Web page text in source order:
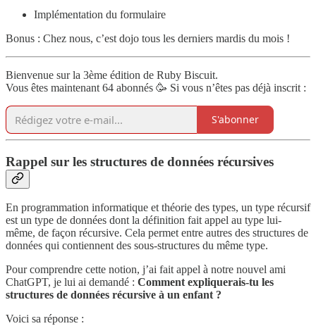
Implémentation du formulaire
Bonus : Chez nous, c’est dojo tous les derniers mardis du mois !
Bienvenue sur la 3ème édition de Ruby Biscuit.
Vous êtes maintenant 64 abonnés 🥳 Si vous n’êtes pas déjà inscrit :
S'abonner
Rappel sur les structures de données récursives
En programmation informatique et théorie des types, un type récursif
est un type de données dont la définition fait appel au type lui‐
même, de façon récursive. Cela permet entre autres des structures de
données qui contiennent des sous‐structures du même type.
Pour comprendre cette notion, j’ai fait appel à notre nouvel ami
ChatGPT, je lui ai demandé : Comment expliquerais-tu les
structures de données récursive à un enfant ?
Voici sa réponse :